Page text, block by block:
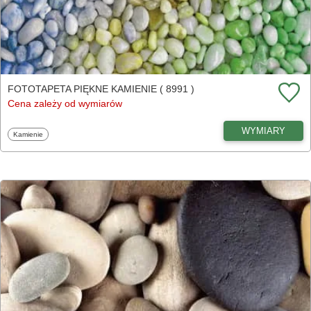
FOTOTAPETA PIĘKNE KAMIENIE ( 8991 )
Cena zależy od wymiarów
Fototapety
Kamienie WYMIARY